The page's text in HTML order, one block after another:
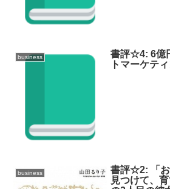
business
書評☆4: 6億
トマーケテ
business
書評☆2: 「お
見つけて、